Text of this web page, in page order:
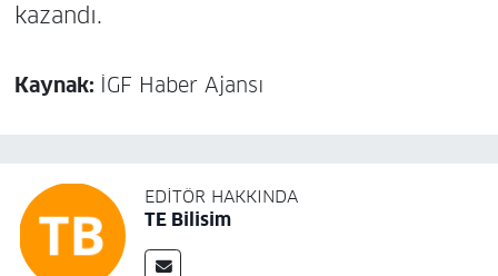
kazandı.
Kaynak: İGF Haber Ajansı
EDITÖR HAKKINDA
TE Bilisim